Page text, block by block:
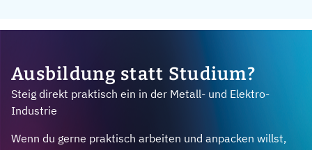
Ausbildung statt Studium?
Steig direkt praktisch ein in der Metall- und Elektro-
Industrie
Wenn du gerne praktisch arbeiten und anpacken willst,